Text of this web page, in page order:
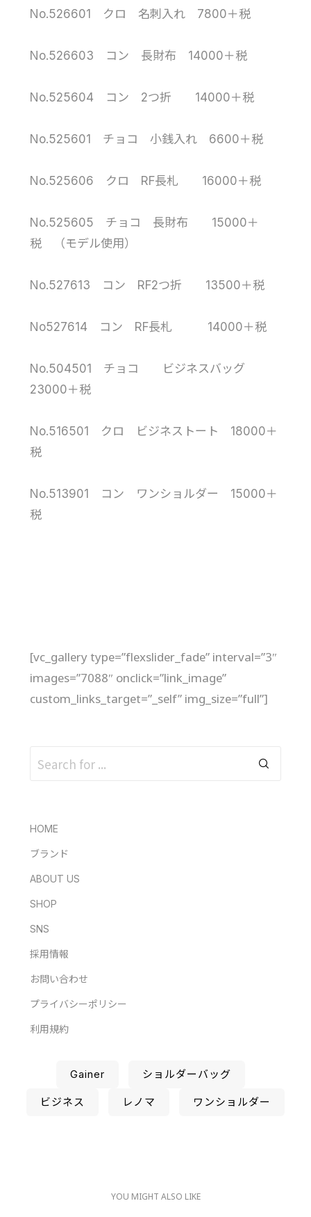
No.526601 クロ 名刺入れ 7800＋税
No.526603 コン 長財布 14000＋税
No.525604 コン 2つ折 14000＋税
No.525601 チョコ 小銭入れ 6600＋税
No.525606 クロ RF長札 16000＋税
No.525605 チョコ 長財布 15000＋
税 （モデル使用）
No.527613 コン RF2つ折 13500＋税
No527614 コン RF長札 14000＋税
No.504501 チョコ ビジネスバッグ
23000＋税
No.516501 クロ ビジネストート 18000＋
税
No.513901 コン ワンショルダー 15000＋
税
[vc_gallery type=”flexslider_fade” interval=”3″
images=”7088″ onclick=”link_image”
custom_links_target=”_self” img_size=”full”]
HOME
ブランド
ABOUT US
SHOP
SNS
採用情報
お問い合わせ
プライバシーポリシー
利用規約
Gainer ショルダーバッグ
ビジネス レノマ ワンショルダー
YOU MIGHT ALSO LIKE